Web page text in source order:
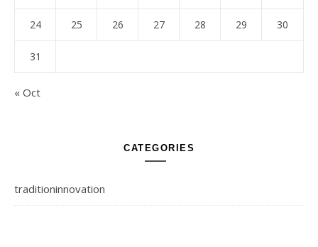
24 25 26 27 28 29 30
31
« Oct
CATEGORIES
traditioninnovation